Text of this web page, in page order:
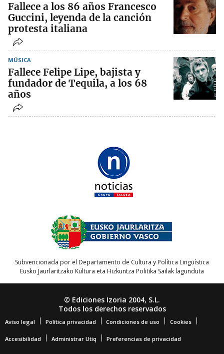
Fallece a los 86 años Francesco
Guccini, leyenda de la canción
protesta italiana
MÚSICA
Fallece Felipe Lipe, bajista y
fundador de Tequila, a los 68
años
Subvencionada por el Departamento de Cultura y Política Lingüística
Eusko Jaurlaritzako Kultura eta Hizkuntza Politika Sailak lagunduta
© Ediciones Izoria 2004, S.L.
Todos los derechos reservados
Aviso legal Política privacidad Condiciones de uso Cookies
Accesibilidad Administrar Utiq Preferencias de privacidad